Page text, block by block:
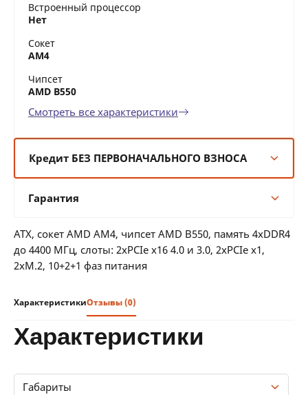
Встроенный процессор
Нет
Сокет
AM4
Чипсет
AMD B550
Смотреть все характеристики
Кредит БЕЗ ПЕРВОНАЧАЛЬНОГО ВЗНОСА
12 мес:42 BYN/мес
36 мес:17 BYN/мес
Гарантия
24 месяцев официальной гарантии от
производителя
ATX, сокет AMD AM4, чипсет AMD B550, память 4xDDR4
до 4400 МГц, слоты: 2xPCIe x16 4.0 и 3.0, 2xPCIe x1,
2xM.2, 10+2+1 фаз питания
ХарактеристикиОтзывы (0)
характеристики
Габариты